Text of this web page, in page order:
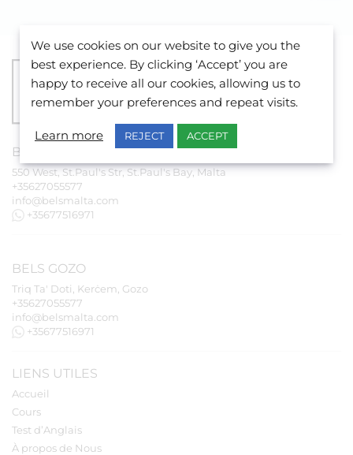
BELS BELSJUNIORS
550 West, St.Paul's Str, St.Paul's Bay, Malta
+35627055577
info@belsmalta.com
+35677516971
BELS GOZO
Triq Ta' Doti, Kerċem, Gozo
+35627055577
info@belsmalta.com
+35677516971
LIENS UTILES
Accueil
Cours
Test d’Anglais
À propos de Nous
We use cookies on our website to give you the
best experience. By clicking ‘Accept’ you are
happy to receive all our cookies, allowing us to
remember your preferences and repeat visits.
Learn more REJECT ACCEPT